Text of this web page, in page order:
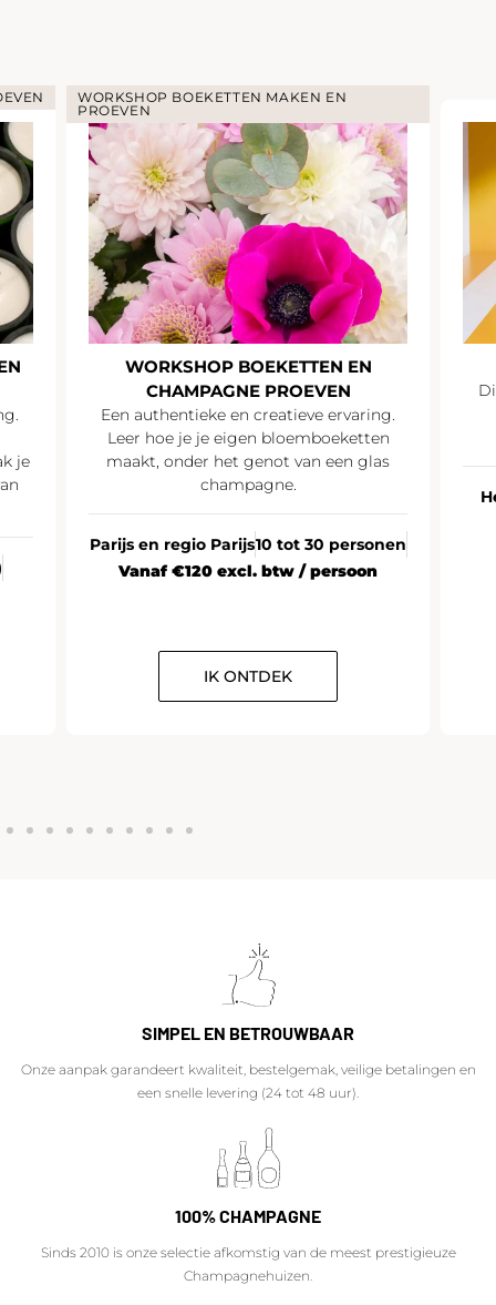
je
WORKSHOP BOEKETTEN MAKEN EN
PROEVEN
WORKSHOP BOEKETTEN EN
CHAMPAGNE PROEVEN
Een authentieke en creatieve ervaring.
Leer hoe je je eigen bloemboeketten
maakt, onder het genot van een glas
champagne.
Parijs en regio Parijs10 tot 30 personen
Vanaf €120 excl. btw / persoon
IK ONTDEK
SIMPEL EN BETROUWBAAR
Onze aanpak garandeert kwaliteit, bestelgemak, veilige betalingen en
een snelle levering (24 tot 48 uur).
100% CHAMPAGNE
Sinds 2010 is onze selectie afkomstig van de meest prestigieuze
Champagnehuizen.